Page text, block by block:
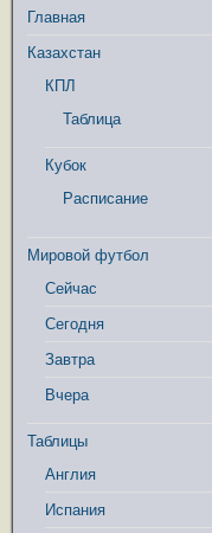
Главная
Казахстан
КПЛ
Таблица
Кубок
Расписание
Мировой футбол
Сейчас
Сегодня
Завтра
Вчера
Таблицы
Англия
Испания